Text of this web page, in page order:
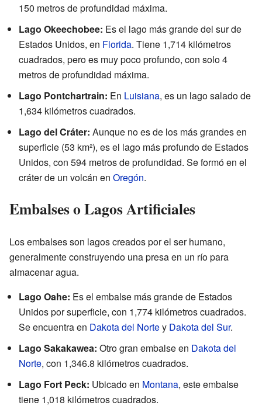
150 metros de profundidad máxima.
Lago Okeechobee: Es el lago más grande del sur de
Estados Unidos, en Florida. Tiene 1,714 kilómetros
cuadrados, pero es muy poco profundo, con solo 4
metros de profundidad máxima.
Lago Pontchartrain: En Luisiana, es un lago salado de
1,634 kilómetros cuadrados.
Lago del Cráter: Aunque no es de los más grandes en
superficie (53 km²), es el lago más profundo de Estados
Unidos, con 594 metros de profundidad. Se formó en el
cráter de un volcán en Oregón.
Embalses o Lagos Artificiales
Los embalses son lagos creados por el ser humano,
generalmente construyendo una presa en un río para
almacenar agua.
Lago Oahe: Es el embalse más grande de Estados
Unidos por superficie, con 1,774 kilómetros cuadrados.
Se encuentra en Dakota del Nortey Dakota del Sur.
Lago Sakakawea: Otro gran embalse en Dakota del
Norte, con 1,346.8 kilómetros cuadrados.
Lago Fort Peck: Ubicado en Montana, este embalse
tiene 1,018 kilómetros cuadrados.